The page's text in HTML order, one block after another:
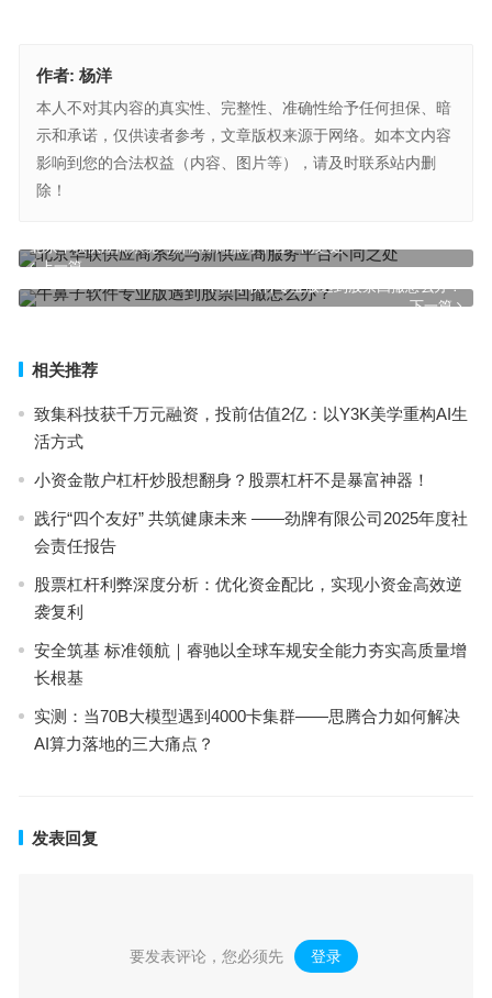
作者: 杨洋
本人不对其内容的真实性、完整性、准确性给予任何担保、暗
示和承诺，仅供读者参考，文章版权来源于网络。如本文内容
影响到您的合法权益（内容、图片等），请及时联系站内删
除！
上一篇
北京华联供应商系统与新供应商服务平台不同之处
下一篇
牛鼻子软件专业版遇到股票回撤怎么办？
相关推荐
致集科技获千万元融资，投前估值2亿：以Y3K美学重构AI生
活方式
小资金散户杠杆炒股想翻身？股票杠杆不是暴富神器！
践行“四个友好” 共筑健康未来 ——劲牌有限公司2025年度社
会责任报告
股票杠杆利弊深度分析：优化资金配比，实现小资金高效逆
袭复利
安全筑基 标准领航｜睿驰以全球车规安全能力夯实高质量增
长根基
实测：当70B大模型遇到4000卡集群——思腾合力如何解决
AI算力落地的三大痛点？
发表回复
要发表评论，您必须先 登录 。